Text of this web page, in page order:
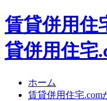
賃貸併用住
貸併用住宅
ホーム
賃貸併用住宅.com